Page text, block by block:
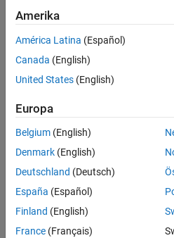
Amerika
América Latina (Español)
Canada (English)
United States (English)
Europa
Belgium (English)
Denmark (English)
Deutschland (Deutsch)
España (Español)
Finland (English)
France (Français)
Trust Center
Datendiebstahl verhindern
© 1994-2026 The MathWorks, Inc.